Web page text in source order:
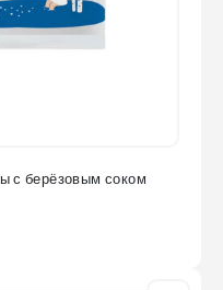
с берёзовым соком